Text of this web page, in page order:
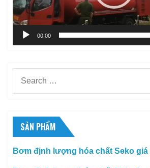
00:00
SẢN PHẨM
Bơm định lượng hóa chất Seko giá